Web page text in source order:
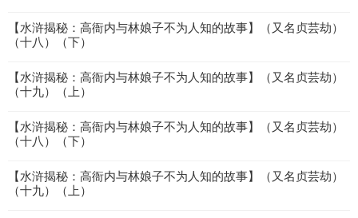
【水浒揭秘：高衙内与林娘子不为人知的故事】（又名贞芸劫）
（十八）（下）
【水浒揭秘：高衙内与林娘子不为人知的故事】（又名贞芸劫）
（十九）（上）
【水浒揭秘：高衙内与林娘子不为人知的故事】（又名贞芸劫）
（十八）（下）
【水浒揭秘：高衙内与林娘子不为人知的故事】（又名贞芸劫）
（十九）（上）